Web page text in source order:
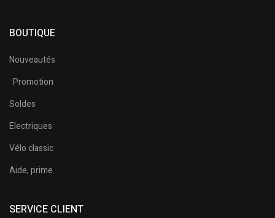
BOUTIQUE
Nouveautés
¨Promotion
Soldes
Electriques
Vélo classic
Aide, prime
SERVICE CLIENT